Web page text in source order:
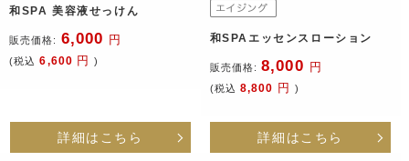
和SPA 美容液せっけん
販売価格: 6,000 円
(税込 6,600 円)
詳細はこちら
和SPAエッセンスローション
販売価格: 8,000 円
(税込 8,800 円 )
詳細はこちら